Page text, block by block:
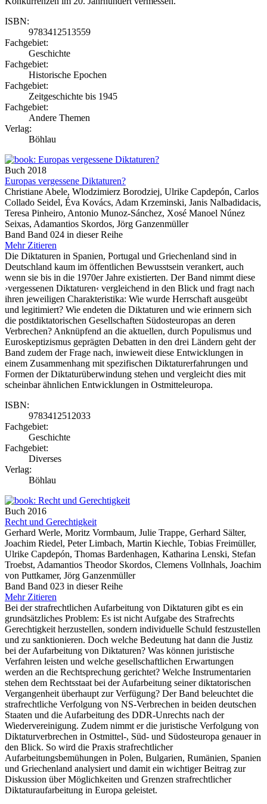
ISBN:
9783412513559
Fachgebiet:
Geschichte
Fachgebiet:
Historische Epochen
Fachgebiet:
Zeitgeschichte bis 1945
Fachgebiet:
Andere Themen
Verlag:
Böhlau
Buch 2018
Europas vergessene Diktaturen?
Christiane Abele, Wlodzimierz Borodziej, Ulrike Capdepón, Carlos
Collado Seidel, Éva Kovács, Adam Krzeminski, Janis Nalbadidacis,
Teresa Pinheiro, Antonio Munoz-Sánchez, Xosé Manoel Núnez
Seixas, Adamantios Skordos, Jörg Ganzenmüller
Band Band 024 in dieser Reihe
Mehr Zitieren
Die Diktaturen in Spanien, Portugal und Griechenland sind in
Deutschland kaum im öffentlichen Bewusstsein verankert, auch
wenn sie bis in die 1970er Jahre existierten. Der Band nimmt diese
›vergessenen Diktaturen‹ vergleichend in den Blick und fragt nach
ihren jeweiligen Charakteristika: Wie wurde Herrschaft ausgeübt
und legitimiert? Wie endeten die Diktaturen und wie erinnern sich
die postdiktatorischen Gesellschaften Südosteuropas an deren
Verbrechen? Anknüpfend an die aktuellen, durch Populismus und
Euroskeptizismus geprägten Debatten in den drei Ländern geht der
Band zudem der Frage nach, inwieweit diese Entwicklungen in
einem Zusammenhang mit spezifischen Diktaturerfahrungen und
Formen der Diktaturüberwindung stehen und vergleicht dies mit
scheinbar ähnlichen Entwicklungen in Ostmitteleuropa.
ISBN:
9783412512033
Fachgebiet:
Geschichte
Fachgebiet:
Diverses
Verlag:
Böhlau
Buch 2016
Recht und Gerechtigkeit
Gerhard Werle, Moritz Vormbaum, Julie Trappe, Gerhard Sälter,
Joachim Riedel, Peter Limbach, Martin Kiechle, Tobias Freimüller,
Ulrike Capdepón, Thomas Bardenhagen, Katharina Lenski, Stefan
Troebst, Adamantios Theodor Skordos, Clemens Vollnhals, Joachim
von Puttkamer, Jörg Ganzenmüller
Band Band 023 in dieser Reihe
Mehr Zitieren
Bei der strafrechtlichen Aufarbeitung von Diktaturen gibt es ein
grundsätzliches Problem: Es ist nicht Aufgabe des Strafrechts
Gerechtigkeit herzustellen, sondern individuelle Schuld festzustellen
und zu sanktionieren. Doch welche Bedeutung hat dann die Justiz
bei der Aufarbeitung von Diktaturen? Was können juristische
Verfahren leisten und welche gesellschaftlichen Erwartungen
werden an die Rechtsprechung gerichtet? Welche Instrumentarien
stehen dem Rechtsstaat bei der Aufarbeitung seiner diktatorischen
Vergangenheit überhaupt zur Verfügung? Der Band beleuchtet die
strafrechtliche Verfolgung von NS-Verbrechen in beiden deutschen
Staaten und die Aufarbeitung des DDR-Unrechts nach der
Wiedervereinigung. Zudem nimmt er die juristische Verfolgung von
Diktaturverbrechen in Ostmittel-, Süd- und Südosteuropa genauer in
den Blick. So wird die Praxis strafrechtlicher
Aufarbeitungsbemühungen in Polen, Bulgarien, Rumänien, Spanien
und Griechenland analysiert und damit ein wichtiger Beitrag zur
Diskussion über Möglichkeiten und Grenzen strafrechtlicher
Diktaturaufarbeitung in Europa geleistet.